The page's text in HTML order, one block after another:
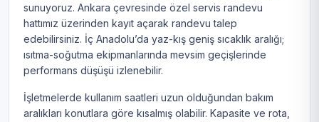
sunuyoruz. Ankara çevresinde özel servis randevu
hattımız üzerinden kayıt açarak randevu talep
edebilirsiniz. İç Anadolu’da yaz-kış geniş sıcaklık aralığı;
ısıtma-soğutma ekipmanlarında mevsim geçişlerinde
performans düşüşü izlenebilir.
İşletmelerde kullanım saatleri uzun olduğundan bakım
aralıkları konutlara göre kısalmış olabilir. Kapasite ve rota,